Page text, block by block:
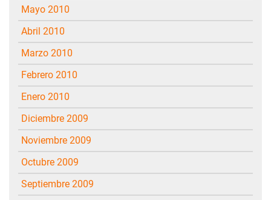
mayo 2010
abril 2010
marzo 2010
febrero 2010
enero 2010
diciembre 2009
noviembre 2009
octubre 2009
septiembre 2009